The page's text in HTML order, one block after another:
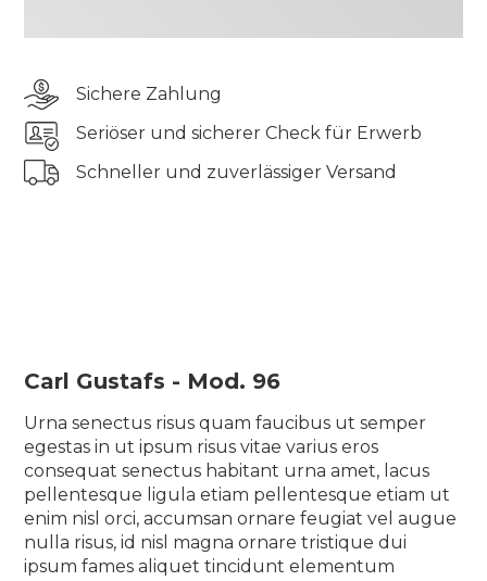
Sichere Zahlung
Seriöser und sicherer Check für Erwerb
Schneller und zuverlässiger Versand
scelerisque ullamcorper bibendum turpis ut
rhoncus ac iaculis vel gravida urna, eu semper sit
diam quam
Tincidunt elementum pharetra tincidunt sit
Carl Gustafs - Mod. 96
Urna senectus risus quam faucibus ut semper
egestas in ut ipsum risus vitae varius eros
consequat senectus habitant urna amet, lacus
pellentesque ligula etiam pellentesque etiam ut
enim nisl orci, accumsan ornare feugiat vel augue
nulla risus, id nisl magna ornare tristique dui
ipsum fames aliquet tincidunt elementum